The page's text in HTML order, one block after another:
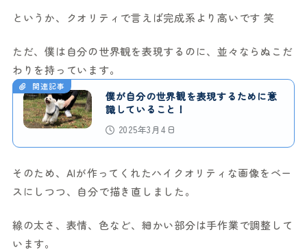
というか、クオリティで言えば完成系より高いです 笑
ただ、僕は自分の世界観を表現するのに、並々ならぬこだ
わりを持っています。
関連記事
僕が自分の世界観を表現するために意
識していること！
2025年3月4日
そのため、AIが作ってくれたハイクオリティな画像をベー
スにしつつ、自分で描き直しました。
線の太さ、表情、色など、細かい部分は手作業で調整して
います。